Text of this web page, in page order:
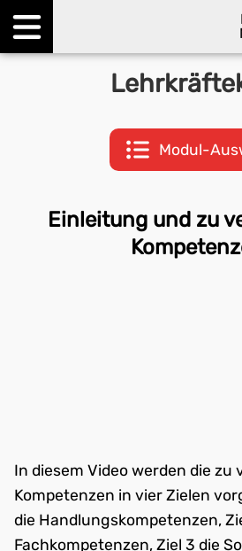
Menü öffnen
Modul-
Einleitung und zu
In diesem Video werden die zu
Kompetenzen in vier Zielen
die Handlungskompetenzen,
Fachkompetenzen, Ziel 3 die